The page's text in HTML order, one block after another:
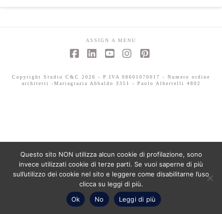
ASSIGN A MENU
Copyright Studio C&C 2026 - P.IVA 08601070017 - Numero ordine
architetti -Mariagrazia Abbaldo 3351 - Paolo Albertelli 4802
Questo sito NON utilizza alcun cookie di profilazione, sono
invece utilizzati cookie di terze parti. Se vuoi saperne di più
sull’utilizzo dei cookie nel sito e leggere come disabilitarne l’uso
clicca su leggi di più.
Ok
No Leggi di più